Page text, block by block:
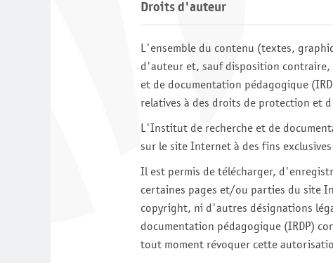
Droits d'auteur
L'ensemble du contenu (textes,
d'auteur et, sauf disposition
et de documentation pédagogique
relatives à des droits de protection et
L'Institut de recherche et de
sur le site Internet à des fins
Il est permis de télécharger,
certaines pages et/ou parties du site
copyright, ni d'autres désignations
documentation pédagogique (IRDP)
tout moment révoquer cette